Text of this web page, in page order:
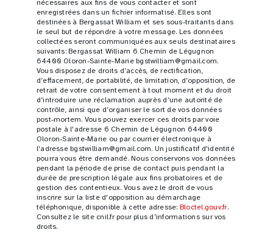
nécessaires aux fins de vous contacter et sont
enregistrées dans un fichier informatisé. Elles sont
destinées à Bergassat William et ses sous-traitants dans
le seul but de répondre à votre message. Les données
collectées seront communiquées aux seuls destinataires
suivants: Bergassat William 6 Chemin de Légugnon
64400 Oloron-Sainte-Marie bgstwilliam@gmail.com.
Vous disposez de droits d’accès, de rectification,
d’effacement, de portabilité, de limitation, d’opposition, de
retrait de votre consentement à tout moment et du droit
d’introduire une réclamation auprès d’une autorité de
contrôle, ainsi que d’organiser le sort de vos données
post-mortem. Vous pouvez exercer ces droits par voie
postale à l'adresse 6 Chemin de Légugnon 64400
Oloron-Sainte-Marie ou par courrier électronique à
l'adresse bgstwilliam@gmail.com. Un justificatif d'identité
pourra vous être demandé. Nous conservons vos données
pendant la période de prise de contact puis pendant la
durée de prescription légale aux fins probatoires et de
gestion des contentieux. Vous avez le droit de vous
inscrire sur la liste d'opposition au démarchage
téléphonique, disponible à cette adresse: Bloctel.gouv.fr.
Consultez le site cnil.fr pour plus d’informations sur vos
droits.